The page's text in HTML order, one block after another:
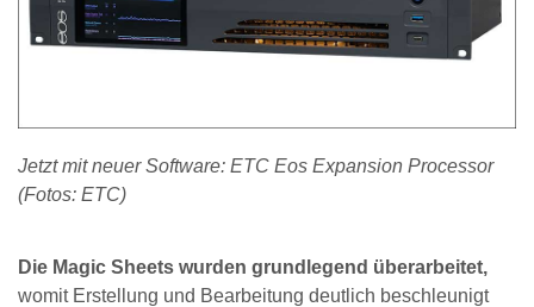
Jetzt mit neuer Software: ETC Eos Expansion Processor
(Fotos: ETC)
Die Magic Sheets wurden grundlegend überarbeitet,
womit Erstellung und Bearbeitung deutlich beschleunigt